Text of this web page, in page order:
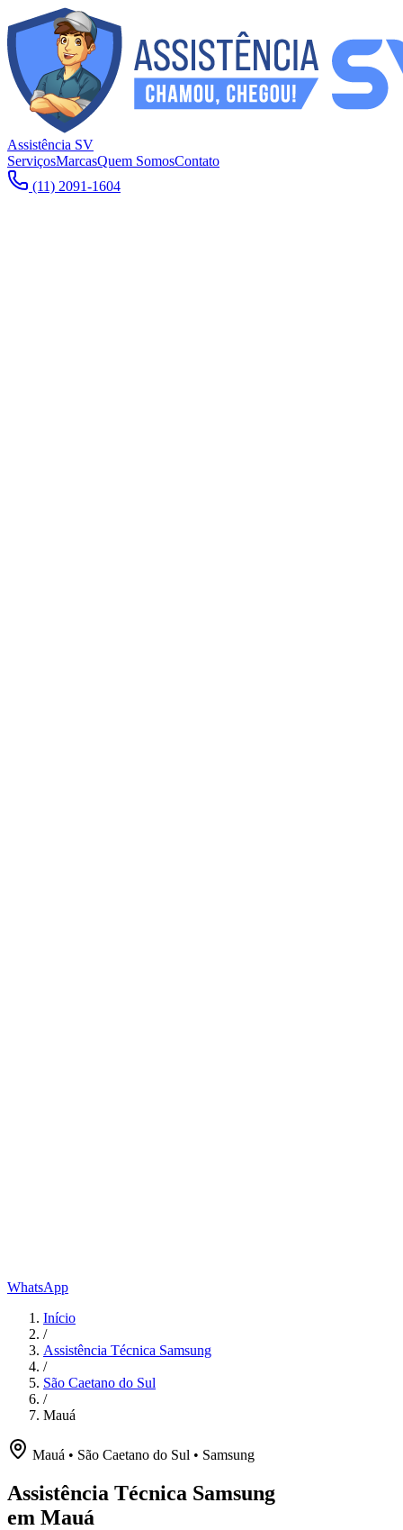
Assistência SV
ServiçosMarcasQuem SomosContato
(11) 2091-1604
WhatsApp
Início
/
Assistência Técnica Samsung
/
São Caetano do Sul
/
Mauá
Mauá • São Caetano do Sul • Samsung
Assistência Técnica Samsung
em Mauá